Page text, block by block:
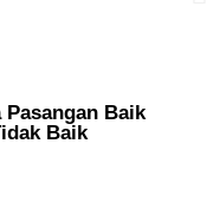
Baik
Baik